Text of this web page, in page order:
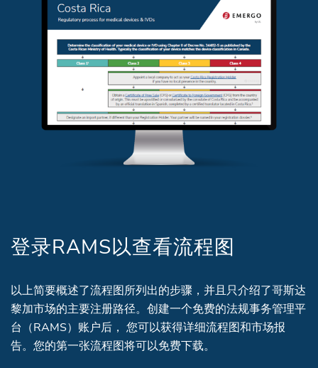
登录RAMS以查看流程图
以上简要概述了流程图所列出的步骤，并且只介绍了哥斯达
黎加市场的主要注册路径。创建一个免费的法规事务管理平
台（RAMS）账户后， 您可以获得详细流程图和市场报
告。您的第一张流程图将可以免费下载。